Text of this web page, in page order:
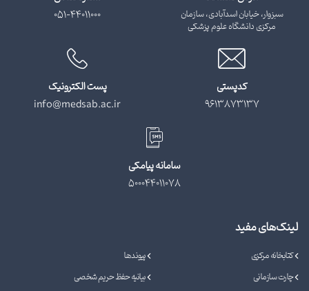
سبزوار، خیابان اسدآبادی، سازمان
مرکزی دانشگاه علوم پزشکی
051-44011000
کدپستی
9613873137
پست الکترونیک
info@medsab.ac.ir
سامانه پیامکی
500044011078
لینک‌های مفید
کتابخانه مرکزی
پیوندها
چارت سازمانی
بیانیه حفظ حریم شخصی